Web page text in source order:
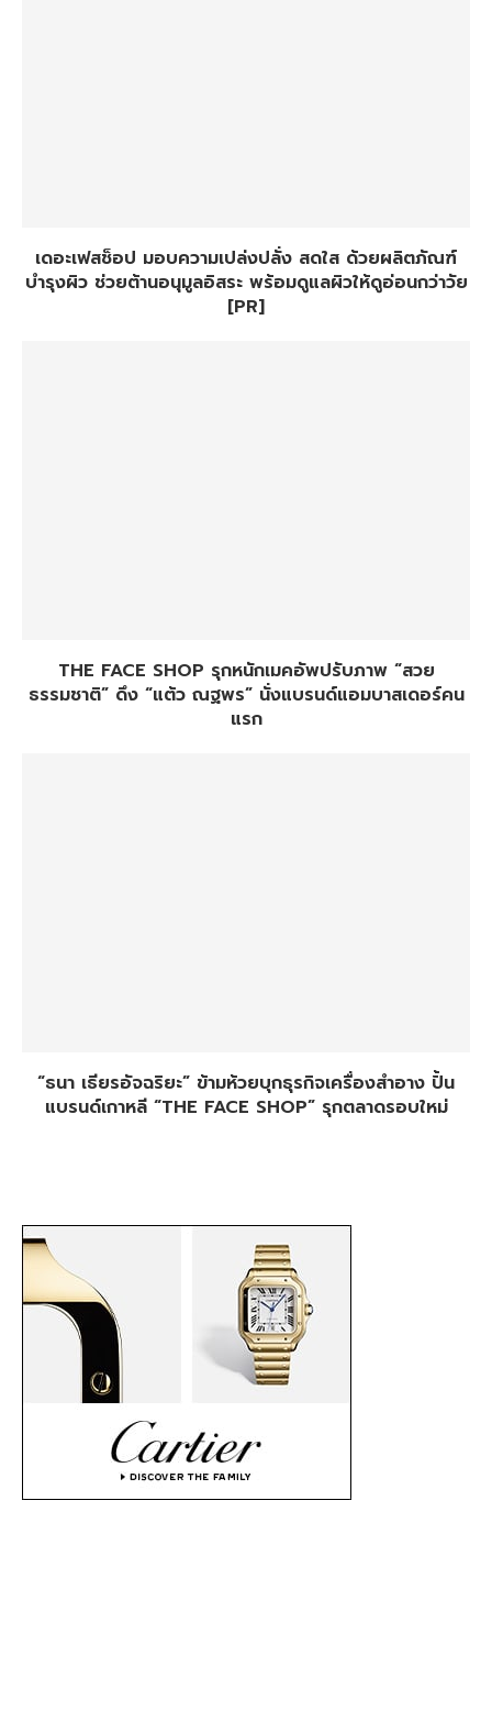
เดอะเฟสช็อป มอบความเปล่งปลั่ง สดใส ด้วยผลิตภัณฑ์
บำรุงผิว ช่วยต้านอนุมูลอิสระ พร้อมดูแลผิวให้ดูอ่อนกว่าวัย
[PR]
THE FACE SHOP รุกหนักเมคอัพปรับภาพ “สวย
ธรรมชาติ” ดึง “แต้ว ณฐพร” นั่งแบรนด์แอมบาสเดอร์คน
แรก
“ธนา เธียรอัจฉริยะ” ข้ามห้วยบุกธุรกิจเครื่องสำอาง ปั้น
แบรนด์เกาหลี “THE FACE SHOP” รุกตลาดรอบใหม่